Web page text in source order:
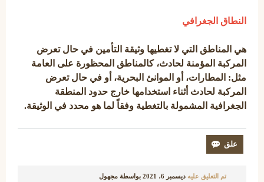
النطاق الجغرافي
هي المناطق التي لا تغطيها وثيقة التأمين في حال تعرض
المركبة المؤمنة لحادث، كالمناطق المحظورة على العامة
مثل: المطارات، أو الموانئ البحرية، أو في حال تعرض
المركبة لحادث أثناء استخدامها خارج حدود المنطقة
الجغرافية المشمولة بالتغطية وفقاً لما هو محدد في الوثيقة.
تم التعليق عليه ديسمبر 6، 2021 بواسطة مجهول